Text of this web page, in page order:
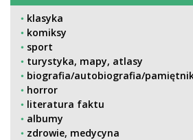
klasyka
komiksy
sport
turystyka, mapy, atlasy
biografia/autobiografia/
horror
literatura faktu
albumy
zdrowie, medycyna